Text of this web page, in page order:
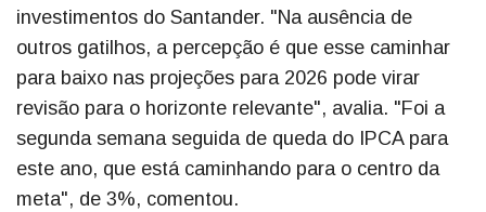
investimentos do Santander. "Na ausência de
outros gatilhos, a percepção é que esse caminhar
para baixo nas projeções para 2026 pode virar
revisão para o horizonte relevante", avalia. "Foi a
segunda semana seguida de queda do IPCA para
este ano, que está caminhando para o centro da
meta", de 3%, comentou.